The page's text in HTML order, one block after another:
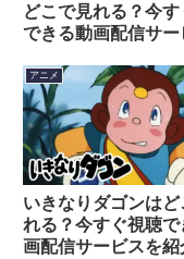
どこで見れる？今
できる動画配信サー
アニメ
いきなりダゴンはど
れる？今すぐ視聴で
画配信サービスを紹